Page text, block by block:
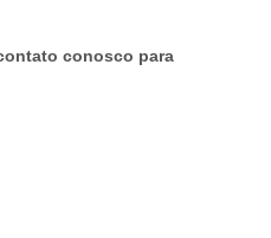
conosco para